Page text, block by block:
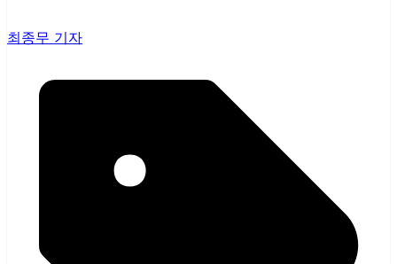
최종무 기자